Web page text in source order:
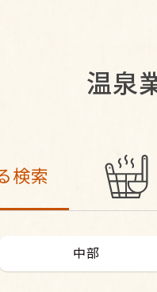
温泉
検索
中部